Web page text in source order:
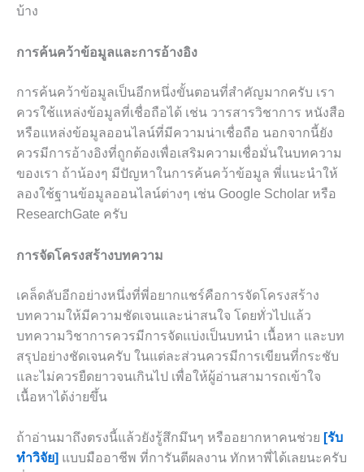
บ้าง
การค้นคว้าข้อมูลและการอ้างอิง
การค้นคว้าข้อมูลเป็นอีกหนึ่งขั้นตอนที่สำคัญมากครับ เรา
ควรใช้แหล่งข้อมูลที่เชื่อถือได้ เช่น วารสารวิชาการ หนังสือ
หรือแหล่งข้อมูลออนไลน์ที่มีความน่าเชื่อถือ นอกจากนี้ยัง
ควรมีการอ้างอิงที่ถูกต้องเพื่อเสริมความเชื่อมั่นในบทความ
ของเรา ถ้าน้องๆ มีปัญหาในการค้นคว้าข้อมูล พี่แนะนำให้
ลองใช้ฐานข้อมูลออนไลน์ต่างๆ เช่น Google Scholar หรือ
ResearchGate ครับ
การจัดโครงสร้างบทความ
เคล็ดลับอีกอย่างหนึ่งที่พี่อยากแชร์คือการจัดโครงสร้าง
บทความให้มีความชัดเจนและน่าสนใจ โดยทั่วไปแล้ว
บทความวิชาการควรมีการจัดแบ่งเป็นบทนำ เนื้อหา และบท
สรุปอย่างชัดเจนครับ ในแต่ละส่วนควรมีการเขียนที่กระชับ
และไม่ควรยืดยาวจนเกินไป เพื่อให้ผู้อ่านสามารถเข้าใจ
เนื้อหาได้ง่ายขึ้น
ถ้าอ่านมาถึงตรงนี้แล้วยังรู้สึกมึนๆ หรืออยากหาคนช่วย [รับ
ทำวิจัย] แบบมืออาชีพ ที่การันตีผลงาน ทักหาพี่ได้เลยนะครับ